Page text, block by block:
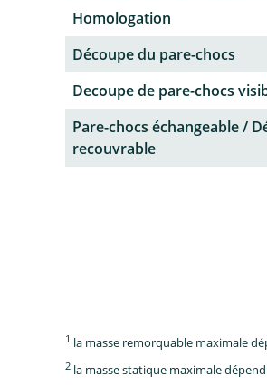
Homologation
Découpe du pare-chocs
Decoupe de pare-chocs
Pare-chocs échangeable /
recouvrable
1 la masse remorquable maximale
2 la masse statique maximale